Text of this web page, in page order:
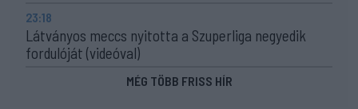
23:18
Látványos meccs nyitotta a Szuperliga negyedik
fordulóját (videóval)
MÉG TÖBB FRISS HÍR